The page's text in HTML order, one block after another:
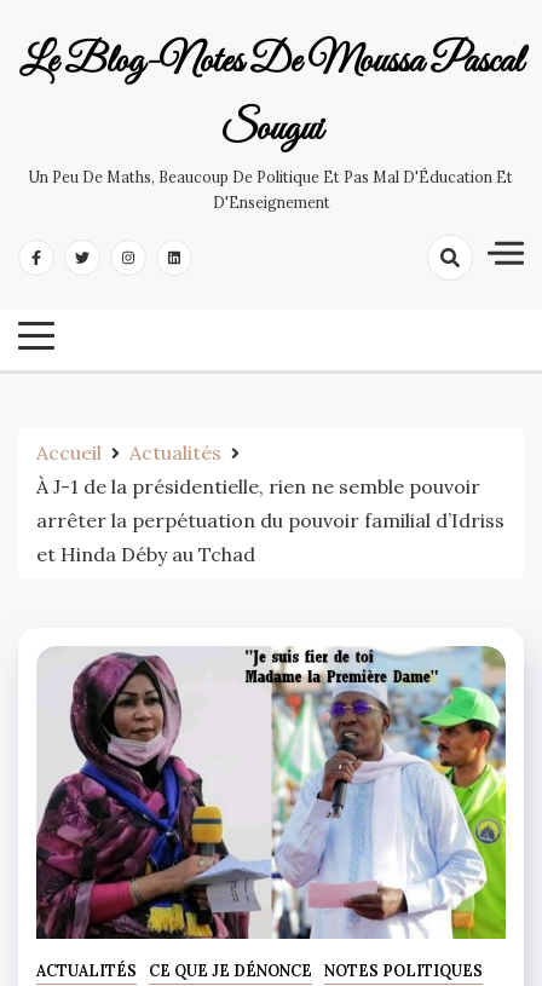
content
Le Blog-Notes De Moussa Pascal
Sougui
Un Peu De Maths, Beaucoup De Politique Et Pas Mal D'Éducation Et
D'Enseignement
Accueil
Actualités
À J-1 de la présidentielle, rien ne semble pouvoir
arrêter la perpétuation du pouvoir familial d’Idriss
et Hinda Déby au Tchad
ACTUALITÉS CE QUE JE DÉNONCE NOTES POLITIQUES